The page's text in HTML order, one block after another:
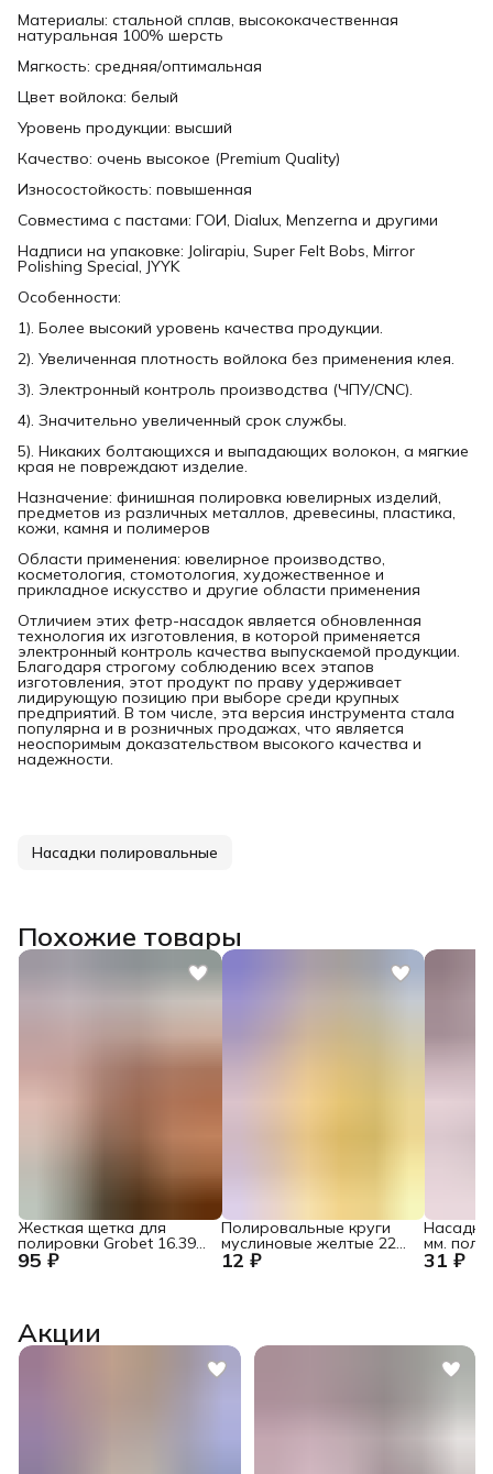
Материалы: стальной сплав, высококачественная
натуральная 100% шерсть
Мягкость: средняя/оптимальная
Цвет войлока: белый
Уровень продукции: высший
Качество: очень высокое (Premium Quality)
Износостойкость: повышенная
Совместима с пастами: ГОИ, Dialux, Menzerna и другими
Надписи на упаковке: Jolirapiu, Super Felt Bobs, Mirror
Polishing Special, JYYK
Особенности:
1). Более высокий уровень качества продукции.
2). Увеличенная плотность войлока без применения клея.
3). Электронный контроль производства (ЧПУ/CNC).
4). Значительно увеличенный срок службы.
5). Никаких болтающихся и выпадающих волокон, а мягкие
края не повреждают изделие.
Назначение: финишная полировка ювелирных изделий,
предметов из различных металлов, древесины, пластика,
кожи, камня и полимеров
Области применения: ювелирное производство,
косметология, стомотология, художественное и
прикладное искусство и другие области применения
Отличием этих фетр-насадок является обновленная
технология их изготовления, в которой применяется
электронный контроль качества выпускаемой продукции.
Благодаря строгому соблюдению всех этапов
изготовления, этот продукт по праву удерживает
лидирующую позицию при выборе среди крупных
предприятий. В том числе, эта версия инструмента стала
популярна и в розничных продажах, что является
неоспоримым доказательством высокого качества и
надежности.
Насадки полировальные
Похожие товары
95 ₽
Жесткая щетка для
полировки Grobet 16.397
2C, 68 мм., сходящиеся 2
ряда щетины,
12 ₽
Полировальные круги
муслиновые желтые 22
мм., держатель 2,35 мм.
(5 шт.)
31 ₽
мм.
мягкие
Акции